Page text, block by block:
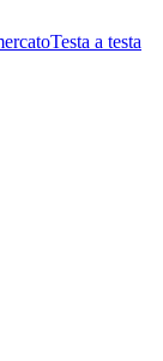
Testa a testa